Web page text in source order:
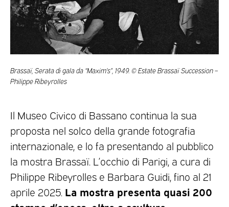
Brassaï, Serata di gala da “Maxim’s”, 1949. © Estate Brassaï Succession –
Philippe Ribeyrolles
Il Museo Civico di Bassano continua la sua
proposta nel solco della grande fotografia
internazionale, e lo fa presentando al pubblico
la mostra Brassaï. L’occhio di Parigi, a cura di
Philippe Ribeyrolles e Barbara Guidi, fino al 21
aprile 2025. La mostra presenta quasi 200